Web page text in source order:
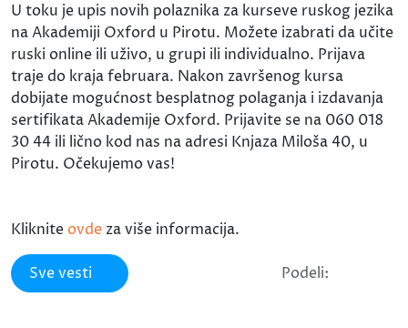
U toku je upis novih polaznika za kurseve ruskog jezika
na Akademiji Oxford u Pirotu. Možete izabrati da učite
ruski online ili uživo, u grupi ili individualno. Prijava
traje do kraja februara. Nakon završenog kursa
dobijate mogućnost besplatnog polaganja i izdavanja
sertifikata Akademije Oxford. Prijavite se na 060 018
30 44 ili lično kod nas na adresi Knjaza Miloša 40, u
Pirotu. Očekujemo vas!
Kliknite ovde za više informacija.
Sve vesti Podeli: